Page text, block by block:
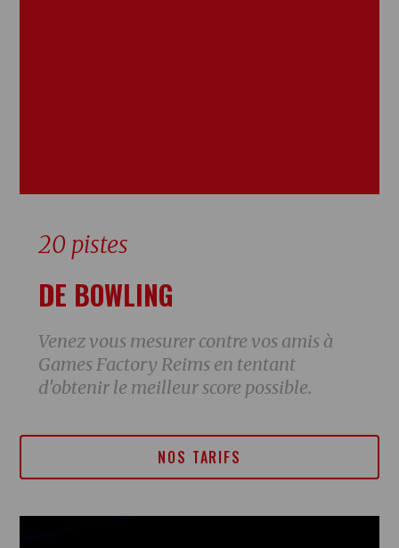
20 pistes
DE BOWLING
Venez vous mesurer contre vos amis à
Games Factory Reims en tentant
d'obtenir le meilleur score possible.
NOS TARIFS